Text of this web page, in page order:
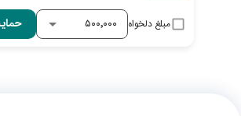
مبلغ دلخواه